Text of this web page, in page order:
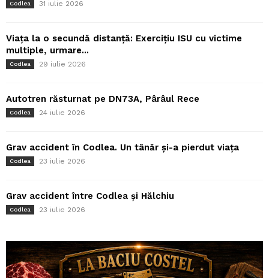
Codlea 31 iulie 2026
Viața la o secundă distanță: Exercițiu ISU cu victime
multiple, urmare...
Codlea 29 iulie 2026
Autotren răsturnat pe DN73A, Pârâul Rece
Codlea 24 iulie 2026
Grav accident în Codlea. Un tânăr și-a pierdut viața
Codlea 23 iulie 2026
Grav accident între Codlea și Hălchiu
Codlea 23 iulie 2026